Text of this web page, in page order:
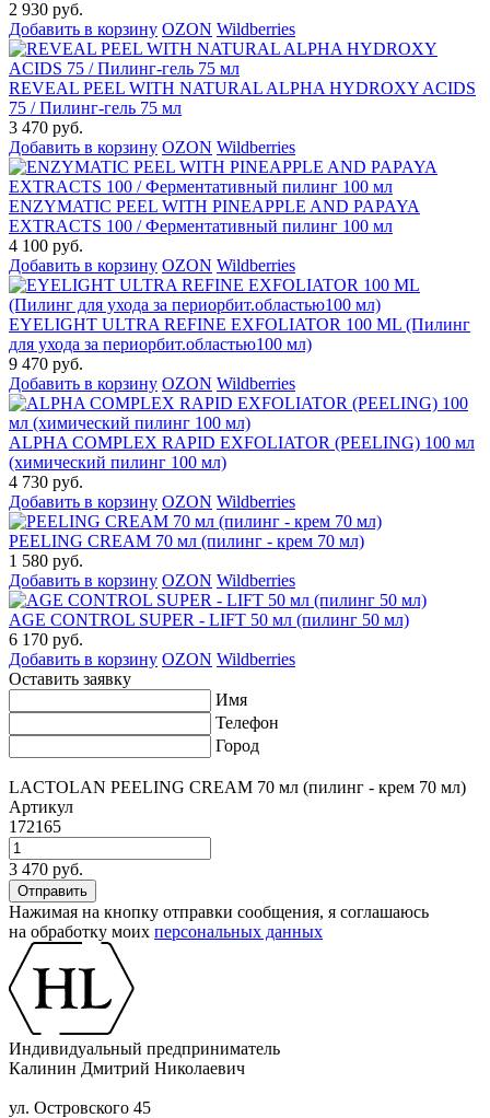
2 930 руб.
Добавить в корзину OZON Wildberries
REVEAL PEEL WITH NATURAL ALPHA HYDROXY ACIDS
75 / Пилинг-гель 75 мл
3 470 руб.
Добавить в корзину OZON Wildberries
ENZYMATIC PEEL WITH PINEAPPLE AND PAPAYA
EXTRACTS 100 / Ферментативный пилинг 100 мл
4 100 руб.
Добавить в корзину OZON Wildberries
EYELIGHT ULTRA REFINE EXFOLIATOR 100 ML (Пилинг
для ухода за периорбит.областью100 мл)
9 470 руб.
Добавить в корзину OZON Wildberries
ALPHA COMPLEX RAPID EXFOLIATOR (PEELING) 100 мл
(химический пилинг 100 мл)
4 730 руб.
Добавить в корзину OZON Wildberries
PEELING CREAM 70 мл (пилинг - крем 70 мл)
1 580 руб.
Добавить в корзину OZON Wildberries
AGE CONTROL SUPER - LIFT 50 мл (пилинг 50 мл)
6 170 руб.
Добавить в корзину OZON Wildberries
Оставить заявку
Имя
Телефон
Город
LACTOLAN PEELING CREAM 70 мл (пилинг - крем 70 мл)
Артикул
172165
3 470 руб.
Нажимая на кнопку отправки сообщения, я соглашаюсь
на обработку моих персональных данных
Индивидуальный предприниматель
Калинин Дмитрий Николаевич
ул. Островского 45